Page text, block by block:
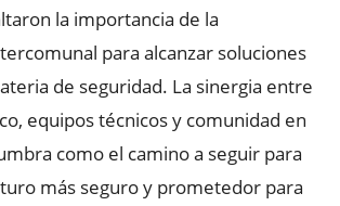
la importancia de la
para alcanzar soluciones
de seguridad. La sinergia entre
equipos técnicos y comunidad en
como el camino a seguir para
más seguro y prometedor para